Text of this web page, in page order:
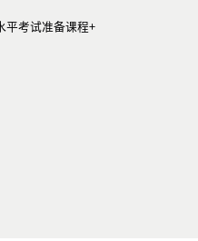
平考试准备课程+